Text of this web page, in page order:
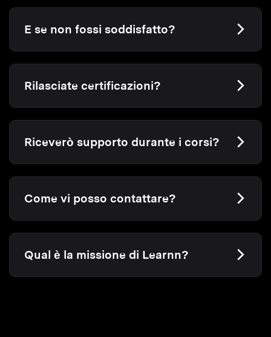
E se non fossi soddisfatto?
Rilasciate certificazioni?
Riceverò supporto durante i corsi?
Come vi posso contattare?
Qual è la missione di Learnn?